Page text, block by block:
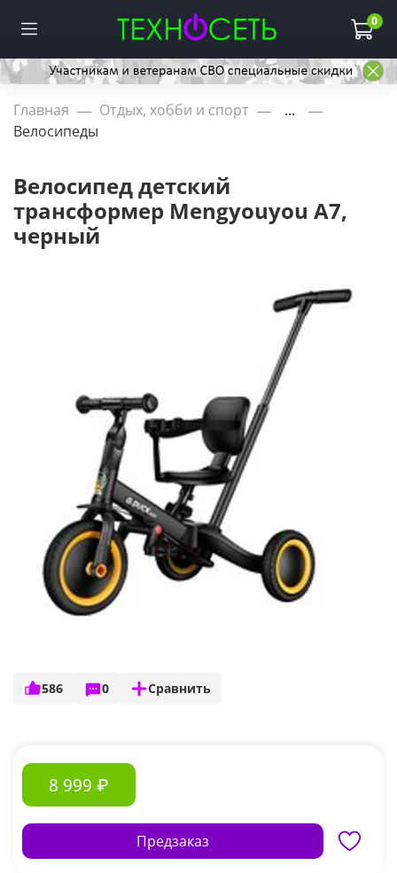
0
Главная Отдых, хобби и спорт
...
Велосипеды
Велосипед детский
трансформер Mengyouyou A7,
черный
586 0 Сравнить
8 999 ₽
Предзаказ